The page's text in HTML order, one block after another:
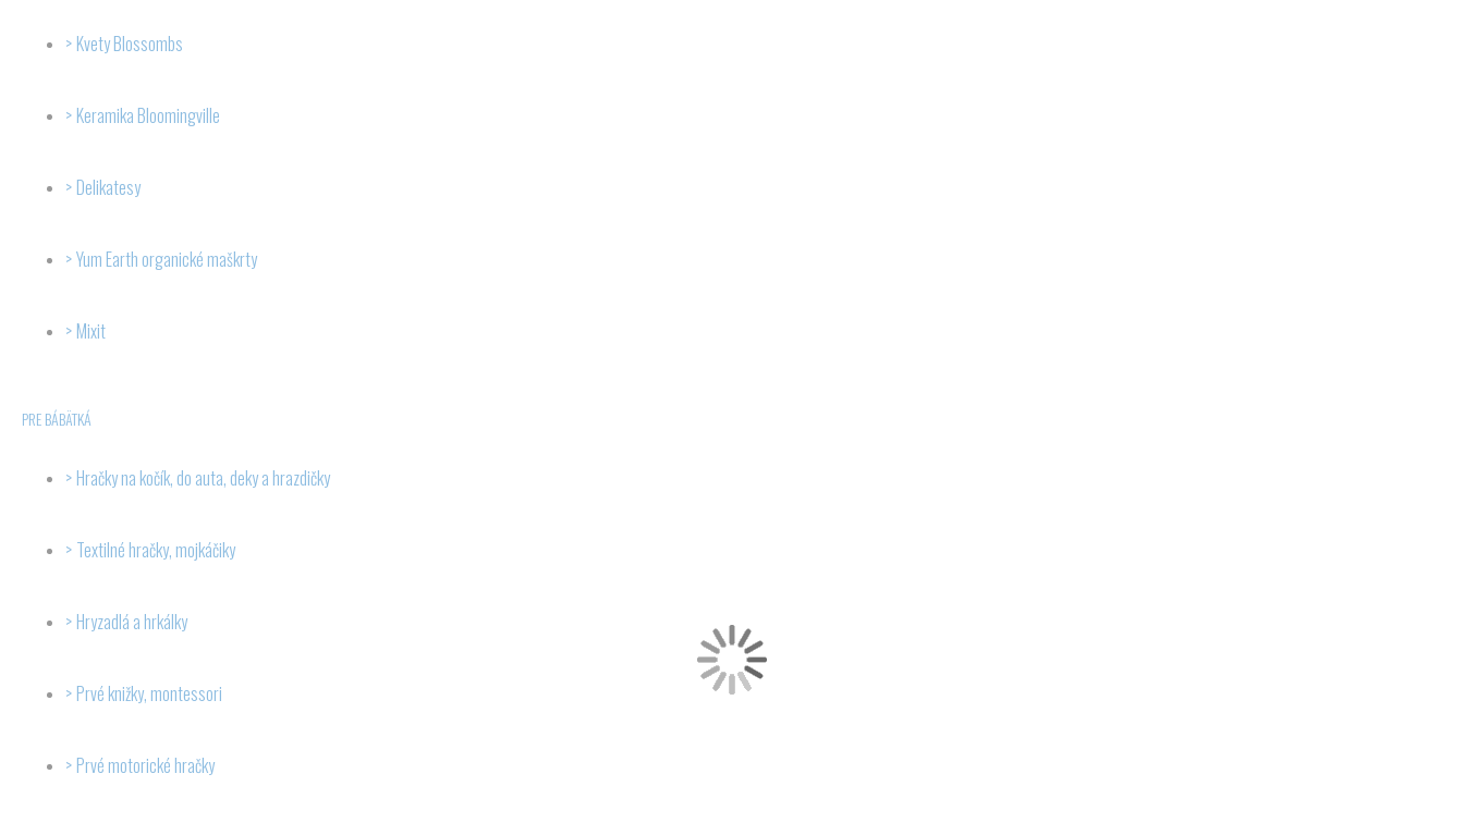
Kvety Blossombs
Keramika Bloomingville
Delikatesy
Yum Earth organické maškrty
Mixit
PRE BÁBÄTKÁ
Hračky na kočík, do auta, deky a hrazdičky
Textilné hračky, mojkáčiky
Hryzadlá a hrkálky
Prvé knižky, montessori
Prvé motorické hračky